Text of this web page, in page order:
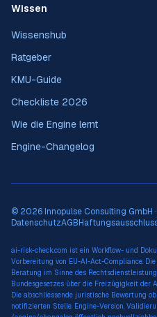
Wissen
Wissenshub
Ratgeber
KMU-Guide
Checkliste 2026
Wie die Engine lernt
Engine-Changelog
© 2026 Innopulse Consulting GmbH
DatenschutzAGB
ai-risk-check.com ist ein Workflow- und
Vorbereitung von EU-AI-Act-Compliance.
Beratung im Sinne des
Bundesgesetzes über die Freizügigkeit der
Die abschliessende juristische Bewertung
notifizierten Stelle. Engine-Version,